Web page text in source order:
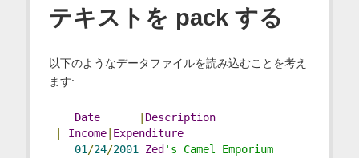
テキストを pack する
以下のようなデータファイルを読み込むことを考え
ます:
Date
Description
Income| Expenditure
01 /24/2001 Zed 's Camel Emporium